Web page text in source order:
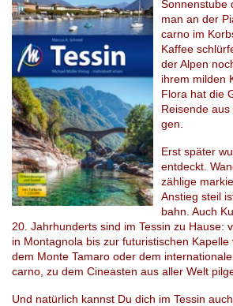
Son­nen­stu­be
man an der
car­no im
Kaf­fee
der Alpen
ihrem mil­den
Flora hat die
Rei­sen­de
gen.
Erst spä­ter
ent­deckt.
zäh­li­ge
An­stieg steil
bahn. Auch
20. Jahr­hun­derts sind im Tes­sin zu Hause:
in Mon­ta­gno­la bis zur fu­tu­ris­ti­schen
dem Monte Tama­ro oder dem
car­no, zu dem Ci­ne­as­ten aus aller Welt
Und na­tür­lich kannst Du dich im Tes­sin